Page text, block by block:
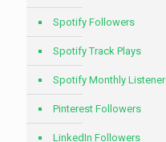
Spotify Followers
Spotify Track Plays
Spotify Monthly Listener
Pinterest Followers
LinkedIn Followers